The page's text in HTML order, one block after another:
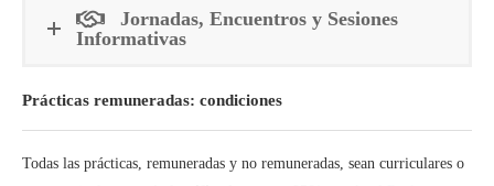
Jornadas, Encuentros y Sesiones
Informativas
Prácticas remuneradas: condiciones
Todas las prácticas, remuneradas y no remuneradas, sean curriculares o